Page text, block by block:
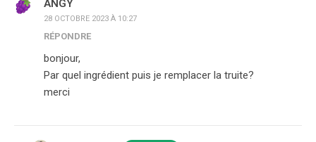
ANGY
28 OCTOBRE 2023 À 10:27
RÉPONDRE
bonjour,
Par quel ingrédient puis je remplacer la truite?
merci